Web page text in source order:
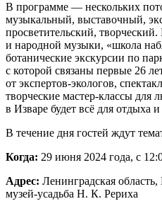
В программе — нескольких
музыкальный, выставочный,
просветительский,
и народной музыки, «школа
ботанические экскурсии по
с которой связаны первые 26
от экспертов-экологов,
творческие мастер-классы для
в Изваре будет всё для отдыха
В течение дня гостей ждут
Когда: 29 июня 2024 года, с
Адрес: Ленинградская
музей-усадьба Н. К. Рериха